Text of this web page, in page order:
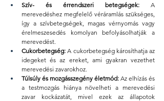
Szív- és érrendszeri betegségek: A
merevedéshez megfelelő véráramlás szükséges,
így a szívbetegségek, magas vérnyomás vagy
érelmeszesedés komolyan befolyásolhatják a
merevedést.
Cukorbetegség: A cukorbetegség károsíthatja az
idegeket és az ereket, ami gyakran vezethet
merevedési zavarokhoz.
Túlsúly és mozgásszegény életmód: Az elhízás és
a testmozgás hiánya növelheti a merevedési
zavar kockázatát, mivel ezek az állapotok